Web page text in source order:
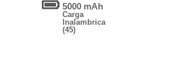
5000 mAh
Carga
Inalambrica
(45)